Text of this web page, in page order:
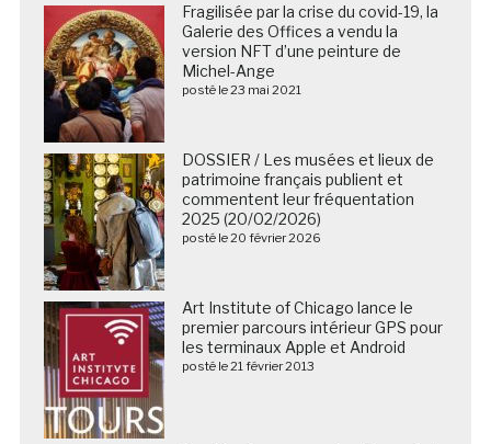
Fragilisée par la crise du covid-19, la
Galerie des Offices a vendu la
version NFT d’une peinture de
Michel-Ange
posté le 23 mai 2021
DOSSIER / Les musées et lieux de
patrimoine français publient et
commentent leur fréquentation
2025 (20/02/2026)
posté le 20 février 2026
Art Institute of Chicago lance le
premier parcours intérieur GPS pour
les terminaux Apple et Android
posté le 21 février 2013